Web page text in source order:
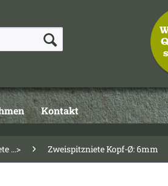
Kontakt
...> Zweispitzniete Kopf-Ø: 6mm